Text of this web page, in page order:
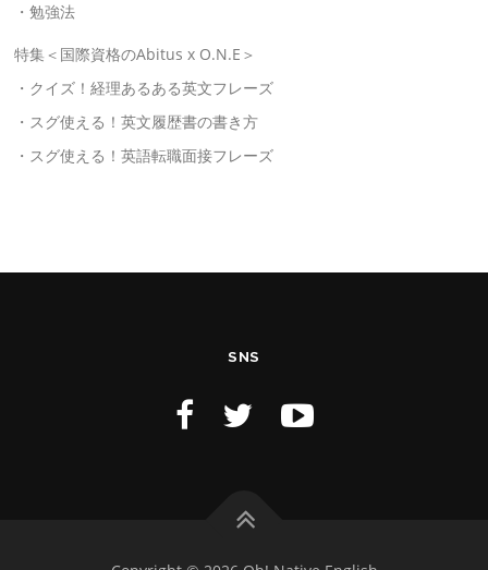
・勉強法
特集＜国際資格のAbitus x O.N.E＞
・クイズ！経理あるある英文フレーズ
・スグ使える！英文履歴書の書き方
・スグ使える！英語転職面接フレーズ
SNS